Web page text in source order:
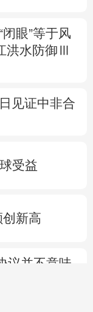
“闭眼”等于风
洪水防御Ⅲ
见证中非合
受益
新高
议并不意味